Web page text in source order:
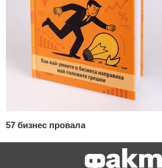
57 бизнес провала